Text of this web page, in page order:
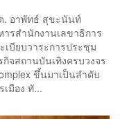
. อาพัทธ์ สุขะนันท์
รสำนักงานเลขาธิการ
บียบวาระการประชุม
จสถานบันเทิงครบวงจร
ขึ้นมาเป็นลำดับ
มือง ทั...